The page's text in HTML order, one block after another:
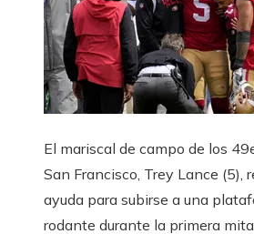
El mariscal de campo de los
San Francisco, Trey Lance (5),
ayuda para subirse a una
rodante durante la primera